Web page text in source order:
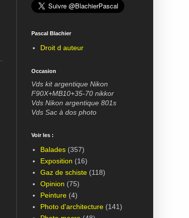
Pascal Blachier
Droit d auteur
Occasion
Vds kit argentique Nikon
F90X+MB10+35-70 nikkor
Vds Nikon argentique 801s
Vds Sac à dos photo
Voir les :
Balades (357)
Exposition (16)
Gaz de schiste (118)
Opinion (75)
Peinture (4)
Photo d'architecture (141)